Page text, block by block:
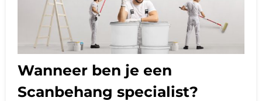
Wanneer ben je een
Scanbehang specialist?